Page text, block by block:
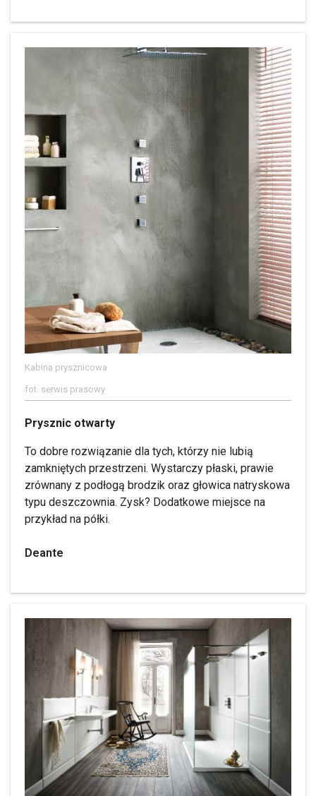
Kabina prysznicowa
fot. serwis prasowy
Prysznic otwarty
To dobre rozwiązanie dla tych, którzy nie lubią
zamkniętych przestrzeni. Wystarczy płaski, prawie
zrównany z podłogą brodzik oraz głowica natryskowa
typu deszczownia. Zysk? Dodatkowe miejsce na
przykład na półki.
Deante